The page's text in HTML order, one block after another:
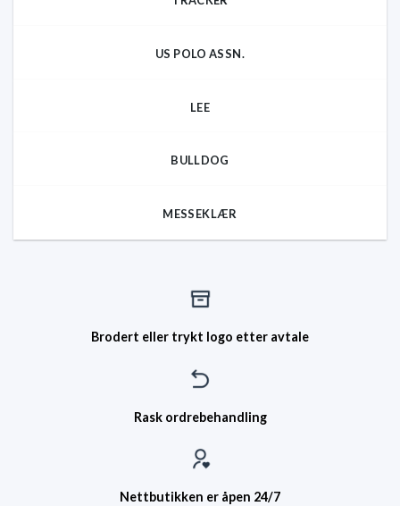
US POLO ASSN.
LEE
BULLDOG
MESSEKLÆR
Brodert eller trykt logo etter avtale
Rask ordrebehandling
Nettbutikken er åpen 24/7